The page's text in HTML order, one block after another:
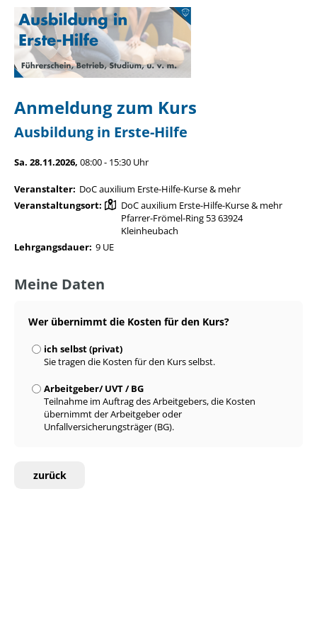
Anmeldung zum Kurs
Ausbildung in Erste-Hilfe
Sa. 28.11.2026, 08:00 - 15:30 Uhr
Veranstalter: DoC auxilium Erste-Hilfe-Kurse & mehr
Veranstaltungsort:
DoC auxilium Erste-Hilfe-Kurse & mehr
Pfarrer-Frömel-Ring 53 63924
Kleinheubach
Lehrgangsdauer: 9 UE
Meine Daten
Wer übernimmt die Kosten für den Kurs?
ich selbst (privat)
Sie tragen die Kosten für den Kurs selbst.
Arbeitgeber/ UVT / BG
Teilnahme im Auftrag des Arbeitgebers, die Kosten
übernimmt der Arbeitgeber oder
Unfallversicherungsträger (BG).
zurück